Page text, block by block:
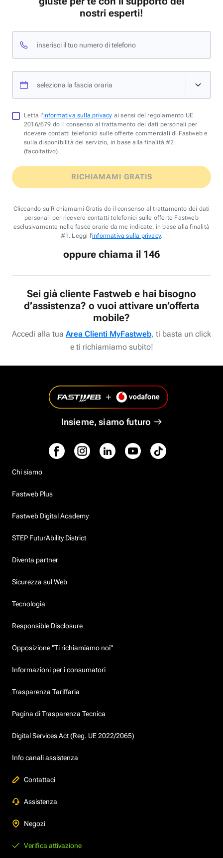
nostri esperti!
inserisci il tuo numero di telefono
seleziona la fascia oraria
Letta l'informativa sulla privacy ai sensi del regolamento UE
2016/679 do il consenso al trattamento dei dati personali per
ricevere contatti telefonici sulle offerte commerciali di Fastweb e
sulla disponibilità del servizio, in base alla finalità #2
(facoltativo).
RICHIAMAMI GRATIS
Cliccando su Richiamami Gratis do il consenso al trattamento dei dati
personali per ricevere contatti telefonici sulle offerte Fastweb
esclusivamente nelle fasce orarie da me indicate, in base alla finalità
#1. Leggi l'informativa sulla privacy.
oppure chiama il 146
Sei già cliente Fastweb e hai bisogno
d’assistenza? o vuoi attivare un’offerta
mobile?
Accedi alla tua Area Clienti MyFastweb, ti basta un click
e ti richiamiamo subito!
Insieme, siamo futuro
Chi siamo
Fastweb Plus
Fastweb Digital Academy
STEP FuturAbility District
Diventa partner
Sicurezza sul Web
Tecnologia
Responsible Disclosure
Opposizione "Ti richiamiamo noi"
Informazioni per i consumatori
Trasparenza Tariffaria
Pagina di Trasparenza Tecnica
Digital Services Act (Reg. UE 2022/2065)
Info canali assistenza
Contattaci
Assistenza
Negozi
Verifica attivazione